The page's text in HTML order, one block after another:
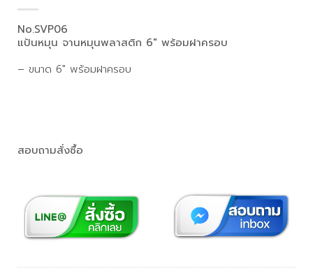
No.SVP06
แป้นหมุน จานหมุนพลาสติก 6″ พร้อมฝาครอบ
– ขนาด 6″ พร้อมฝาครอบ
สอบถามสั่งซื้อ